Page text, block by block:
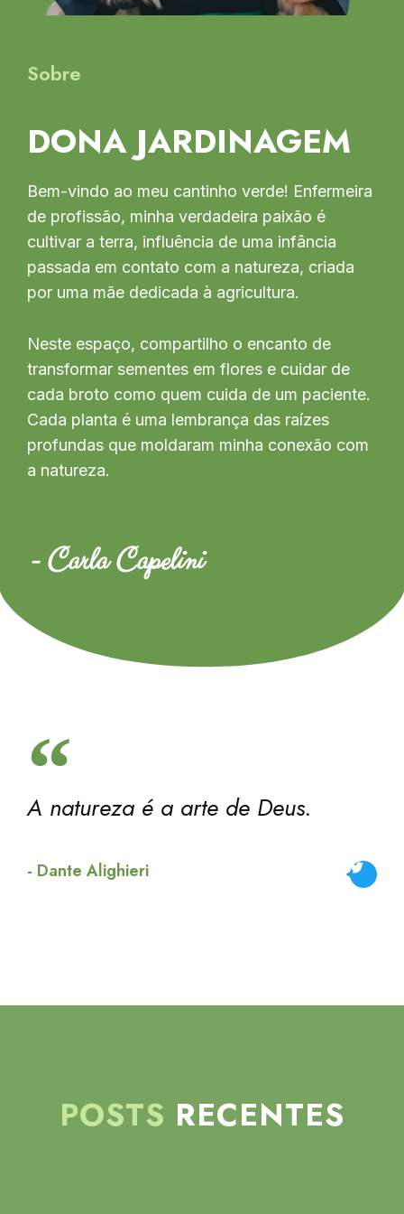
Sobre
DONA JARDINAGEM
Bem-vindo ao meu cantinho verde! Enfermeira
de profissão, minha verdadeira paixão é
cultivar a terra, influência de uma infância
passada em contato com a natureza, criada
por uma mãe dedicada à agricultura.
Neste espaço, compartilho o encanto de
transformar sementes em flores e cuidar de
cada broto como quem cuida de um paciente.
Cada planta é uma lembrança das raízes
profundas que moldaram minha conexão com
a natureza.
- Carla Capelini
A natureza é a arte de Deus.
- Dante Alighieri Tweet
POSTS RECENTES